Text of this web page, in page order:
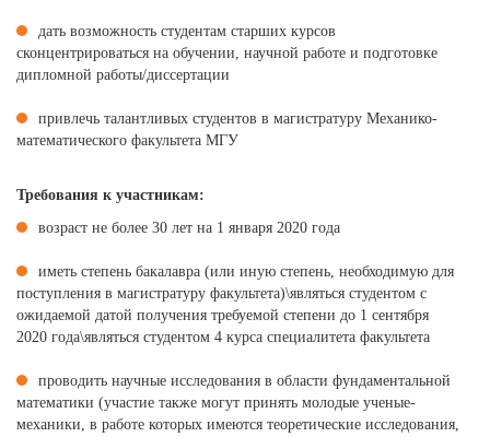
дать возможность студентам старших курсов
сконцентрироваться на обучении, научной работе и подготовке
дипломной работы/диссертации
привлечь талантливых студентов в магистратуру Механико-
математического факультета МГУ
Требования к участникам:
возраст не более 30 лет на 1 января 2020 года
иметь степень бакалавра (или иную степень, необходимую для
поступления в магистратуру факультета)\являться студентом с
ожидаемой датой получения требуемой степени до 1 сентября
2020 года\являться студентом 4 курса специалитета факультета
проводить научные исследования в области фундаментальной
математики (участие также могут принять молодые ученые-
механики, в работе которых имеются теоретические исследования,